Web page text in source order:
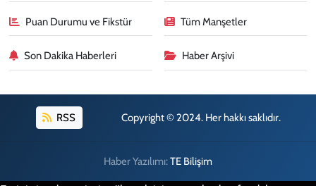
Puan Durumu ve Fikstür Tüm Manşetler
Son Dakika Haberleri Haber Arşivi
RSS Copyright © 2024. Her hakkı saklıdır.
Haber Yazılımı:TE Bilişim